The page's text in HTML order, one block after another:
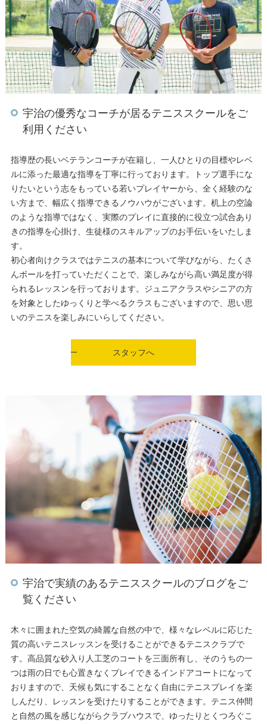
宇治の優秀なコーチが居るテニススクールをご
利用ください
指導歴の長いベテランコーチが在籍し、一人ひとりの目標やレベ
ルに添った最適な指導を丁寧に行っております。トップ選手にな
りたいという志をもっている若いプレイヤーから、全く経験のな
い方まで、幅広く指導できるノウハウがございます。机上の空論
のような指導ではなく、実際のプレイに直接的に役立つ試合あり
きの指導を心掛け、生徒様のスキルアップのお手伝いをいたしま
す。
初心者向けクラスではテニスの基本について学びながら、たくさ
んボールを打っていただくことで、楽しみながら高い満足度が得
られるレッスンを行っております。ジュニアクラスやシニアの方
を対象としたゆっくりと学べるクラスもございますので、思い思
いのテニスを楽しみにいらしてください。
スタッフへ
宇治で実績のあるテニススクールのブログをご
覧ください
木々に囲まれた空気の綺麗な自然の中で、様々なレベルに応じた
質の高いテニスレッスンを受けることができるテニスクラブで
す。高品質な砂入り人工芝のコートを三面所有し、そのうちの一
つは雨の日でも心置きなくプレイできるインドアコートになって
おりますので、天候も気にすることなく自由にテニスプレイを楽
しんだり、レッスンを受けたりすることができます。テニス仲間
と自然の風を感じながらクラブハウスで、ゆったりとくつろぐこ